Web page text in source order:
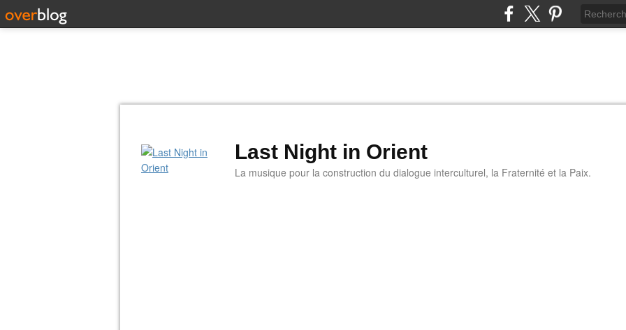
Last Night in Orient
La musique pour la construction du dialogue interculturel, la Fraternité et la Paix.